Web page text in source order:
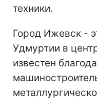
техники.
Город Ижевск -
Удмуртии в
известен